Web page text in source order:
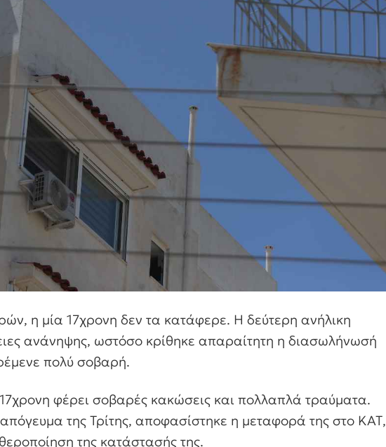
η μία 17χρονη δεν τα κατάφερε. Η δεύτερη ανήλικη
ανάνηψης, ωστόσο κρίθηκε απαραίτητη η διασωλήνωσή
πολύ σοβαρή.
φέρει σοβαρές κακώσεις και πολλαπλά τραύματα.
της Τρίτης, αποφασίστηκε η μεταφορά της στο ΚΑΤ,
της κατάστασής της.